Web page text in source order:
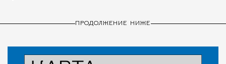
ПРОДОЛЖЕНИЕ НИЖЕ